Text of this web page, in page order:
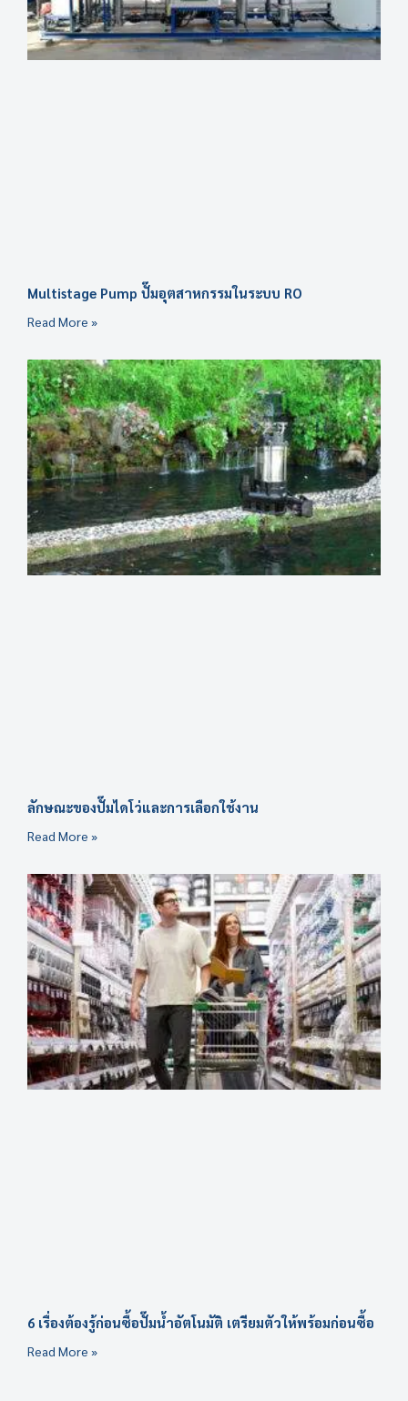
Multistage Pump ปั๊มอุตสาหกรรมในระบบ RO
Read More »
ลักษณะของปั๊มไดโว่และการเลือกใช้งาน
Read More »
6 เรื่องต้องรู้ก่อนซื้อปั๊มน้ำอัตโนมัติ เตรียมตัวให้พร้อมก่อนซื้อ
Read More »